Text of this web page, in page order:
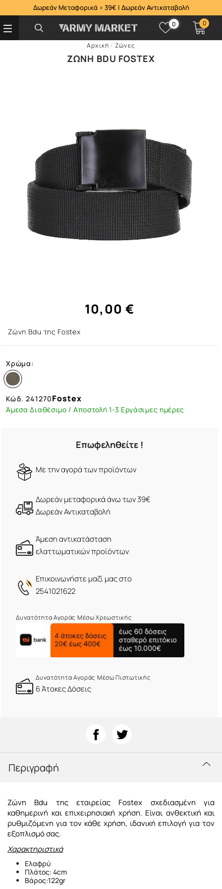
Δωρεάν Μεταφορικά > 39€ | Δωρεάν Αντικαταβολή
0 0
Αρχική / Ζώνες
ΖΏΝΗ BDU FOSTEX
10,00 €
Ζώνη Bdu της Fostex
Χρώμα:
Κώδ.241270Fostex
Άμεσα Διαθέσιμο / Αποστολή 1-3 Εργάσιμες ημέρες
Επωφεληθείτε !
Mε την αγορά των προϊόντων
Δωρεάν μεταφορικά άνω των 39€
Δωρεάν Αντικαταβολή
Άμεση αντικατάσταση
ελαττωματικών προϊόντων
Eπικοινωνήστε μαζί μας στο
2541021622
Δυνατότητα Αγοράς Μέσω Χρεωστικής
Δυνατότητα Αγοράς Μέσω Πιστωτικής
6 Άτοκες Δόσεις
Περιγραφή
Ζώνη Bdu της εταιρείας Fostex σχεδιασμένη για
καθημερινή και επιχειρησιακή χρήση. Είναι ανθεκτική και
ρυθμιζόμενη για τον κάθε χρήση, ιδανική επιλογή για τον
εξοπλισμό σας.
Χαρακτηριστικά
Ελαφρύ
Πλάτος: 4cm
Βάρος:122gr